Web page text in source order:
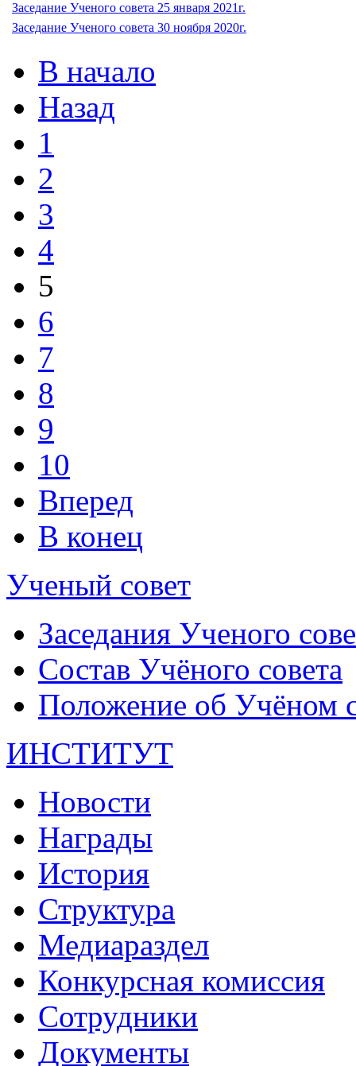
Заседание Ученого совета 25 января 2021г.
Заседание Ученого совета 30 ноября 2020г.
В начало
Назад
1
2
3
4
5
6
7
8
9
10
Вперед
В конец
Ученый совет
Заседания Ученого
Состав Учёного совета
Положение об Учёном
ИНСТИТУТ
Новости
Награды
История
Структура
Медиараздел
Конкурсная комиссия
Сотрудники
Документы